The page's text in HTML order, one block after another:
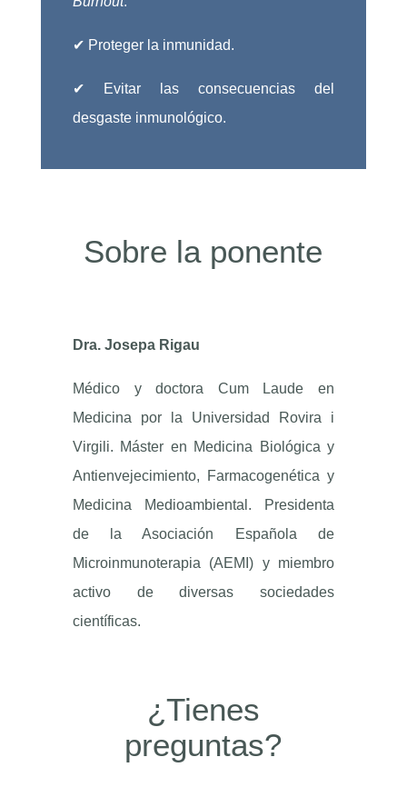
✔ Proteger la inmunidad.
✔ Evitar las consecuencias del
desgaste inmunológico.
Sobre la ponente
Dra. Josepa Rigau
Médico y doctora Cum Laude en
Medicina por la Universidad Rovira i
Virgili. Máster en Medicina Biológica y
Antienvejecimiento, Farmacogenética y
Medicina Medioambiental. Presidenta
de la Asociación Española de
Microinmunoterapia (AEMI) y miembro
activo de diversas sociedades
científicas.
¿Tienes
preguntas?